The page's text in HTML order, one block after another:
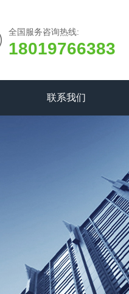
全国服务咨询热线:
18019766383
联系我们